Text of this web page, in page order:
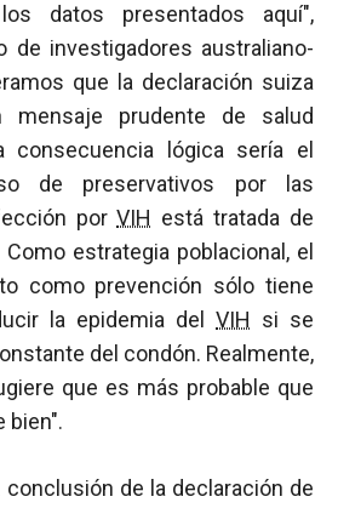
datos presentados aquí",
de investigadores australiano-
que la declaración suiza
mensaje prudente de salud
consecuencia lógica sería el
de preservativos por las
porVIH está tratada de
estrategia poblacional, el
como prevención sólo tiene
la epidemia del VIH si se
del condón. Realmente,
que es más probable que
bien".
de la declaración de